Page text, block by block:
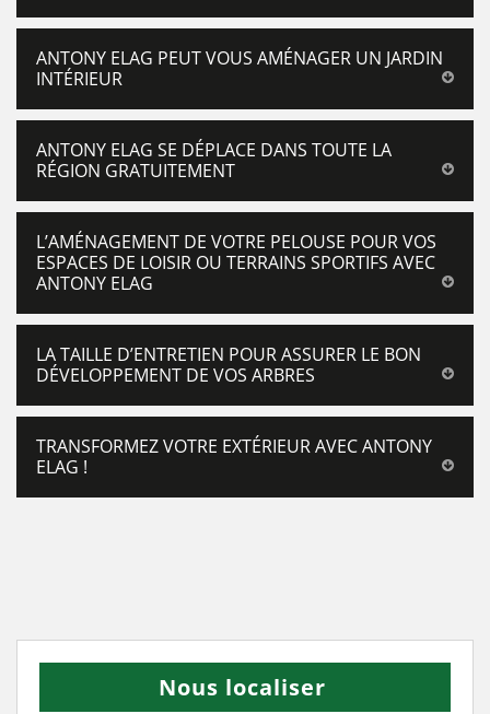
ANTONY ELAG PEUT VOUS AMÉNAGER UN JARDIN
INTÉRIEUR
ANTONY ELAG SE DÉPLACE DANS TOUTE LA
RÉGION GRATUITEMENT
L’AMÉNAGEMENT DE VOTRE PELOUSE POUR VOS
ESPACES DE LOISIR OU TERRAINS SPORTIFS AVEC
ANTONY ELAG
LA TAILLE D’ENTRETIEN POUR ASSURER LE BON
DÉVELOPPEMENT DE VOS ARBRES
TRANSFORMEZ VOTRE EXTÉRIEUR AVEC ANTONY
ELAG !
Nous localiser